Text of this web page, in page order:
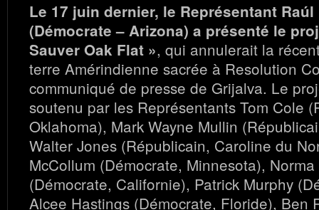
Le 17 juin dernier, le Représentant Raúl
(Démocrate – Arizona) a présenté le
Sauver Oak Flat », qui annulerait la
terre Amérindienne sacrée à Resolution
communiqué de presse de Grijalva. Le
soutenu par les Représentants Tom Cole
Oklahoma), Mark Wayne Mullin
Walter Jones (Républicain, Caroline du
McCollum (Démocrate, Minnesota), Norma
(Démocrate, Californie), Patrick Murphy
Alcee Hastings (Démocrate, Floride), Ben